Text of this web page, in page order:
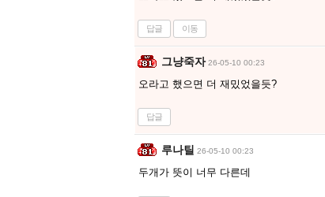
답글 이동
그냥죽자 26-05-10 00:23
오라고 했으면 더 재밌었을듯?
답글
루나틸 26-05-10 00:23
두개가 뜻이 너무 다른데